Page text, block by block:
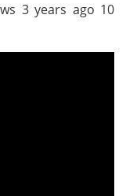
3 years ago 10